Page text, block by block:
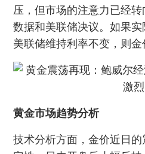
压，但市场的注意力已经
数据和美联储决议。如果实
美联储维持利率不变，则金
黄金市场趋势分析
技术分析方面，金价近日